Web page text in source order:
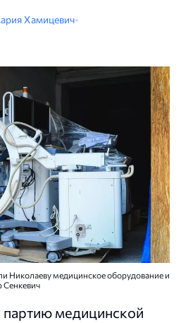
Хамицевич•
Николаеву медицинское оборудование и
Сенкевич
медицинской